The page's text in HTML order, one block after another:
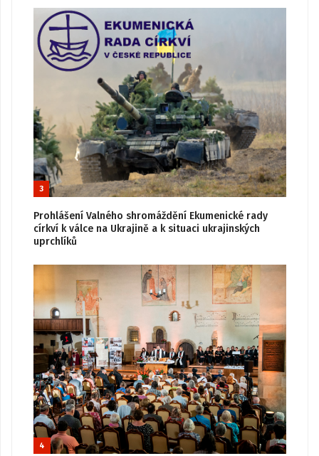
3
Prohlášení Valného shromáždění Ekumenické rady
církví k válce na Ukrajině a k situaci ukrajinských
uprchlíků
4